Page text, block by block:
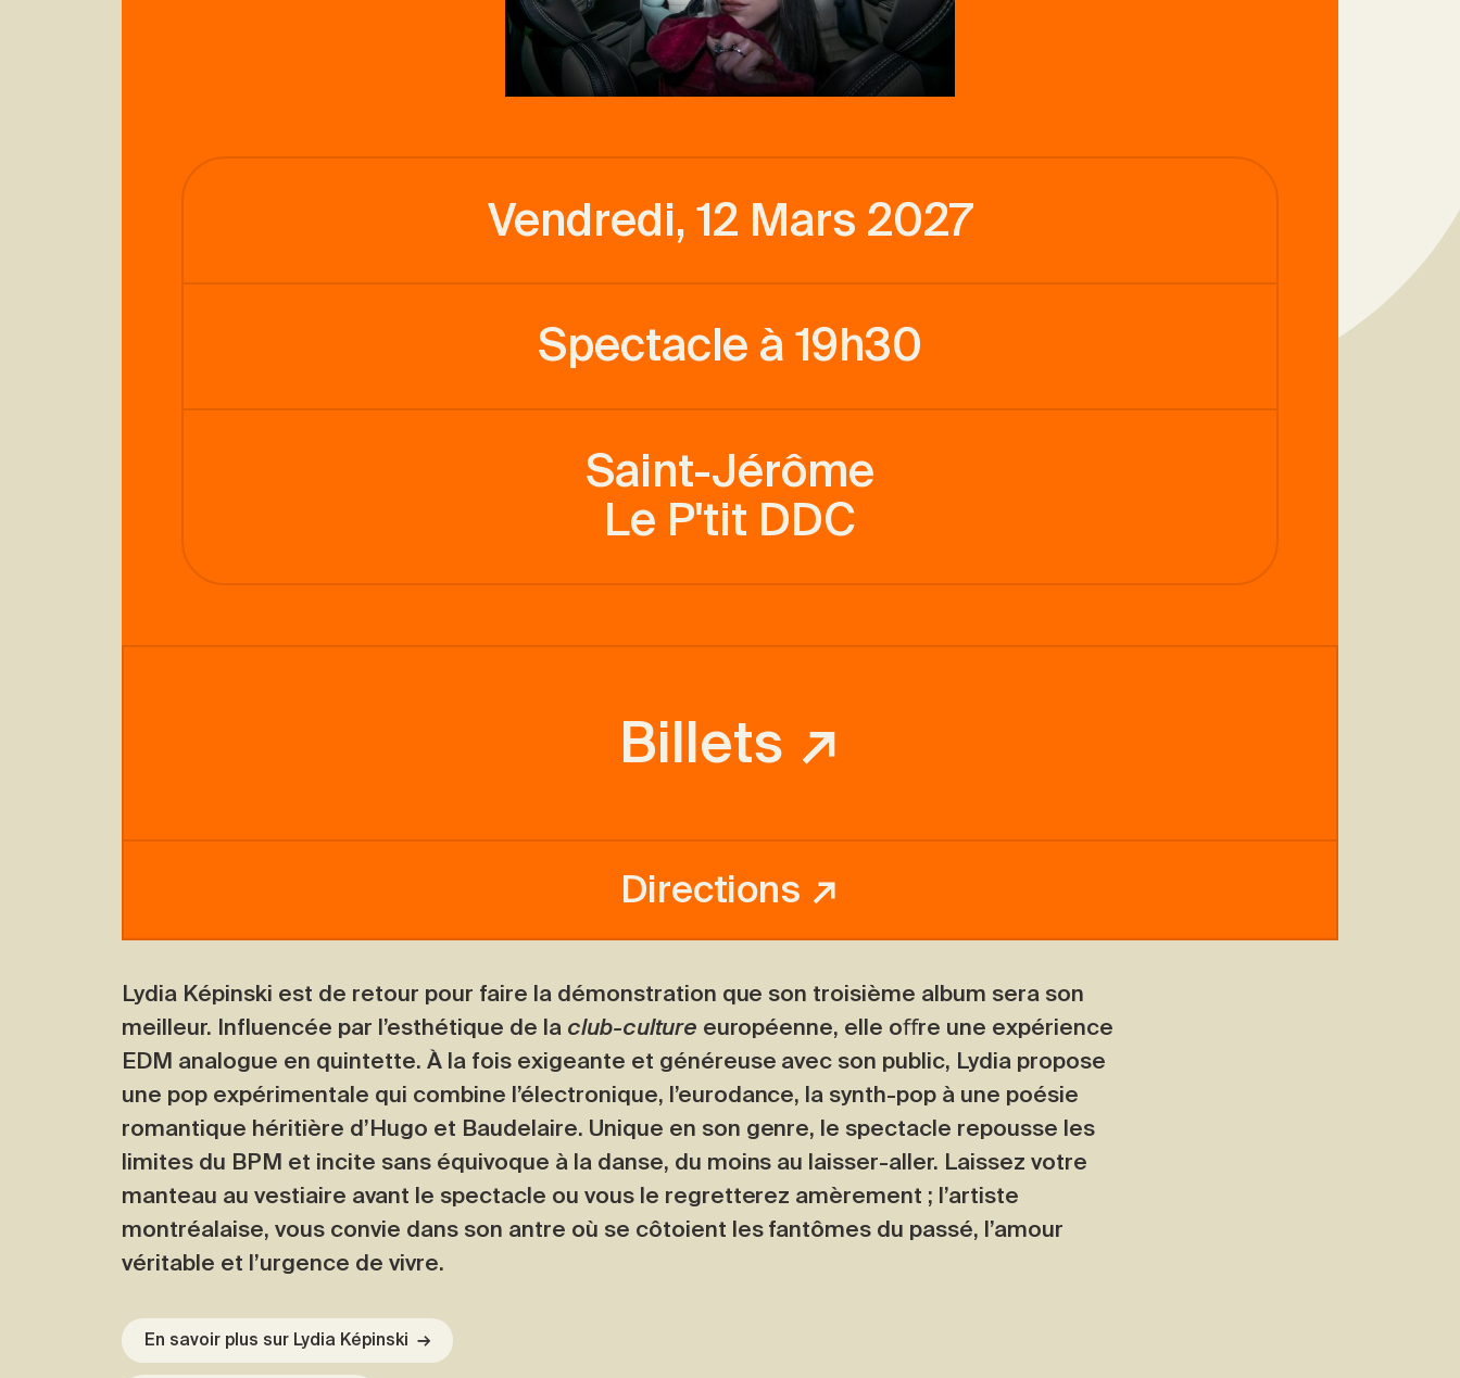
Vendredi, 12 Mars 2027
Spectacle à 19h30
Saint-Jérôme
Le P'tit DDC
Billets ↗
Directions ↗
Lydia Képinski est de retour pour faire la démonstration que son troisième album sera son
meilleur. Influencée par l’esthétique de la club-culture européenne, elle oﬀre une expérience
EDM analogue en quintette. À la fois exigeante et généreuse avec son public, Lydia propose
une pop expérimentale qui combine l’électronique, l’eurodance, la synth-pop à une poésie
romantique héritière d’Hugo et Baudelaire. Unique en son genre, le spectacle repousse les
limites du BPM et incite sans équivoque à la danse, du moins au laisser-aller. Laissez votre
manteau au vestiaire avant le spectacle ou vous le regretterez amèrement ; l’artiste
montréalaise, vous convie dans son antre où se côtoient les fantômes du passé, l’amour
véritable et l’urgence de vivre.
En savoir plus sur Lydia Képinski→